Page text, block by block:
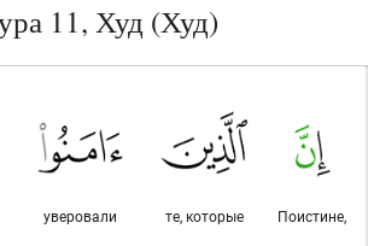
11, Худ (Худ)
Поистине,
те, которые
уверовали